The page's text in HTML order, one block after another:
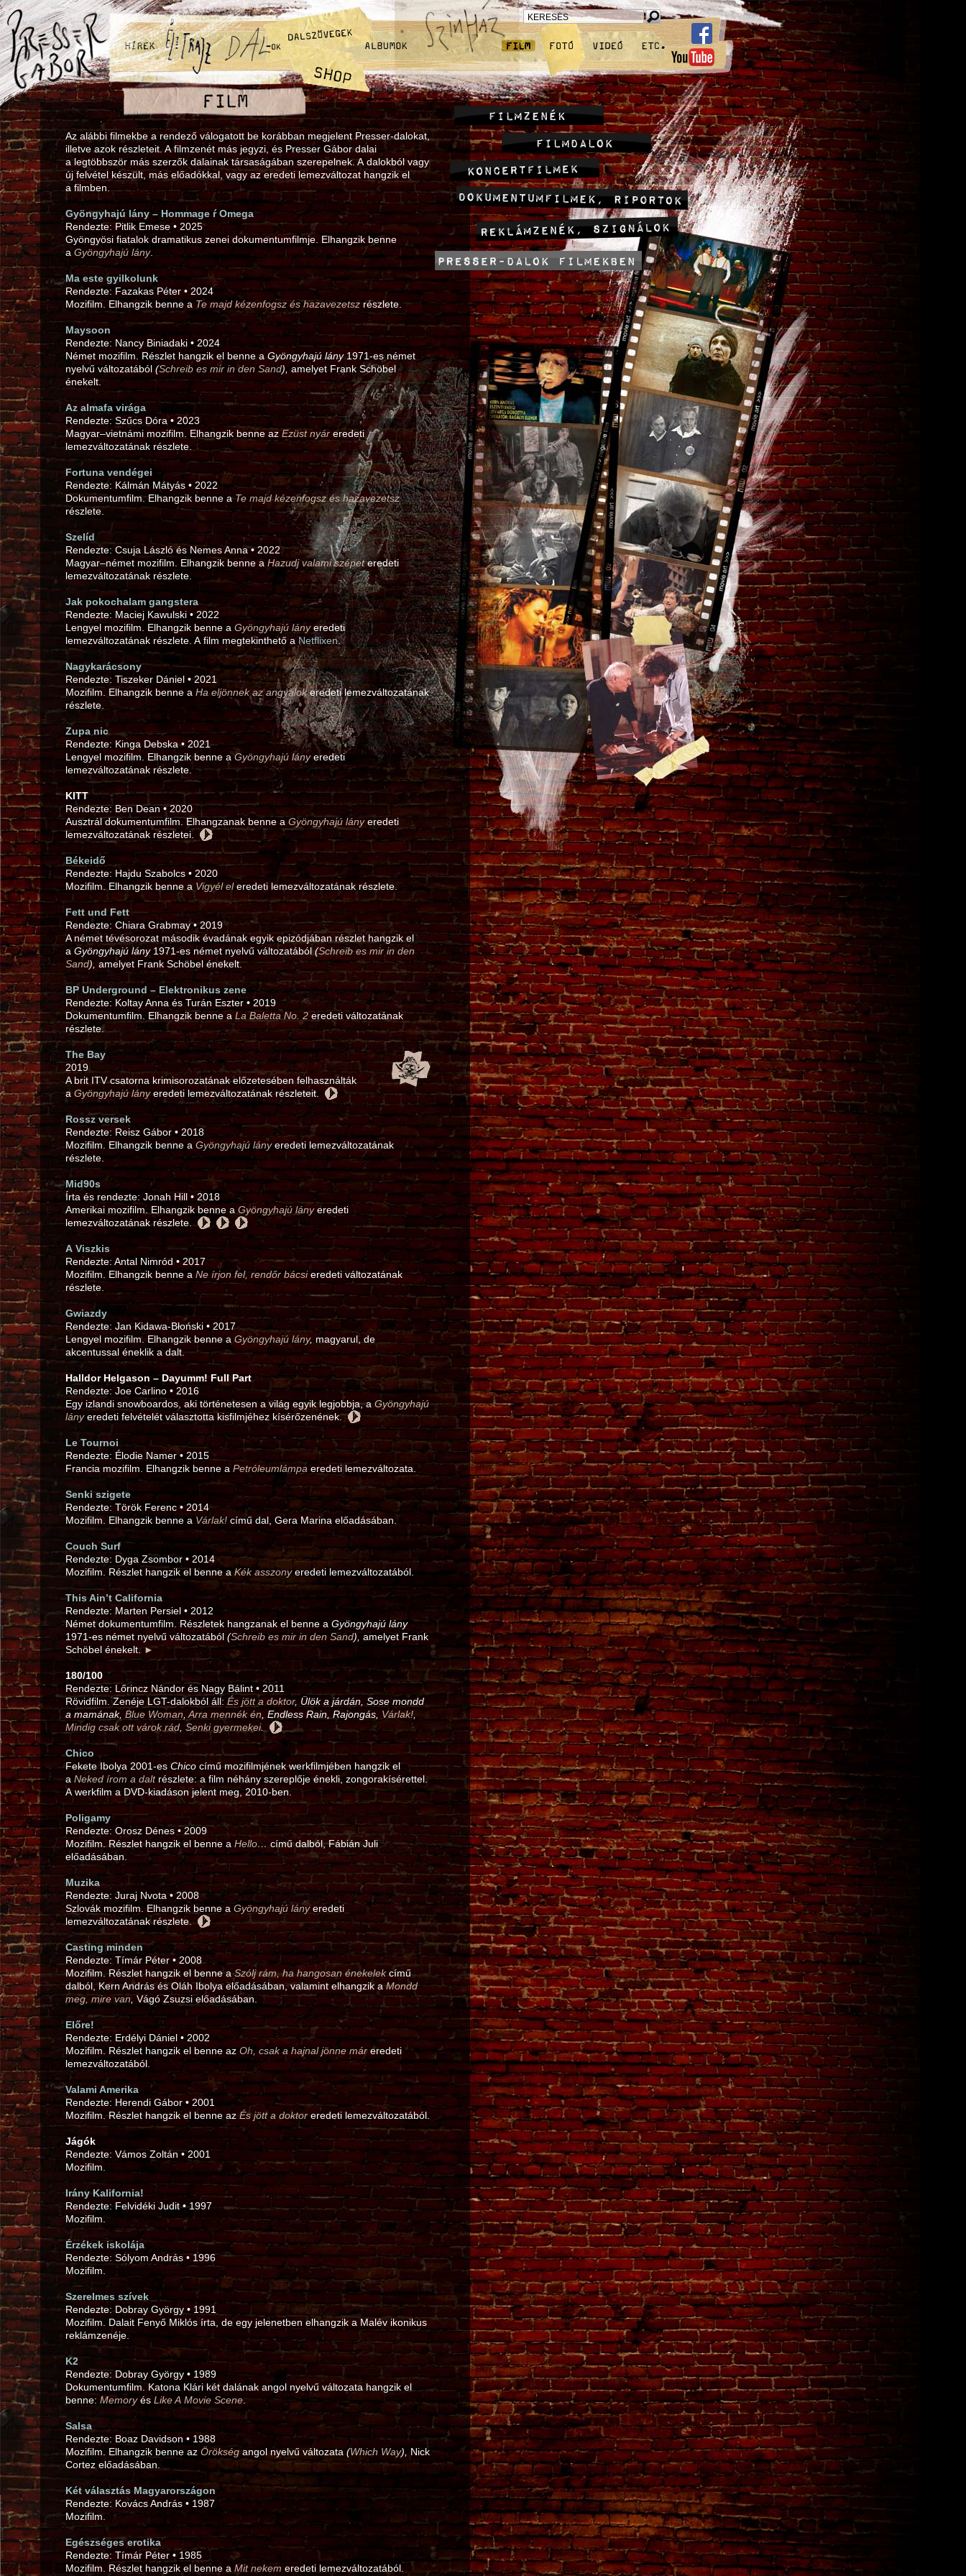
Az alábbi filmekbe a rendező válogatott be korábban megjelent Presser-dalokat,
illetve azok részleteit. A filmzenét más jegyzi, és Presser Gábor dalai
a legtöbbször más szerzők dalainak társaságában szerepelnek. A dalokból vagy
új felvétel készült, más előadókkal, vagy az eredeti lemezváltozat hangzik el
a filmben.
Gyöngyhajú lány – Hommage ŕ Omega
Rendezte: Pitlik Emese • 2025
Gyöngyösi fiatalok dramatikus zenei dokumentumfilmje. Elhangzik benne
a Gyöngyhajú lány.
Ma este gyilkolunk
Rendezte: Fazakas Péter • 2024
Mozifilm. Elhangzik benne aTe majd kézenfogsz és hazavezetszrészlete.
Maysoon
Rendezte: Nancy Biniadaki • 2024
Német mozifilm. Részlet hangzik el benne aGyöngyhajú lány1971‑es német
nyelvű változatából (Schreib es mir in den Sand),amelyet Frank Schöbel
énekelt.
Az almafa virága
Rendezte: Szűcs Dóra • 2023
Magyar–vietnámi mozifilm. Elhangzik benne az Ezüst nyáreredeti
lemezváltozatának részlete.
Fortuna vendégei
Rendezte: Kálmán Mátyás • 2022
Dokumentumfilm. Elhangzik benne aTe majd kézenfogsz és hazavezetsz
részlete.
Szelíd
Rendezte: Csuja László és Nemes Anna • 2022
Magyar–német mozifilm. Elhangzik benne a Hazudj valami szépeteredeti
lemezváltozatának részlete.
Jak pokochalam gangstera
Rendezte: Maciej Kawulski • 2022
Lengyel mozifilm. Elhangzik benne a Gyöngyhajú lányeredeti
lemezváltozatának részlete. A film megtekinthető a Netflixen.
Nagykarácsony
Rendezte: Tiszeker Dániel • 2021
Mozifilm. Elhangzik benne a Ha eljönnek az angyalokeredeti lemezváltozatának
részlete.
Zupa nic
Rendezte: Kinga Debska • 2021
Lengyel mozifilm. Elhangzik benne aGyöngyhajú lányeredeti
lemezváltozatának részlete.
KITT
Rendezte: Ben Dean • 2020
Ausztrál dokumentumfilm. Elhangzanak benne a Gyöngyhajú lányeredeti
lemezváltozatának részletei.
Békeidő
Rendezte: Hajdu Szabolcs • 2020
Mozifilm. Elhangzik benne a Vigyél eleredeti lemezváltozatának részlete.
Fett und Fett
Rendezte: Chiara Grabmay • 2019
A német tévésorozat második évadának egyik epizódjában részlet hangzik el
a Gyöngyhajú lány1971‑es német nyelvű változatából(Schreib es mir in den
Sand), amelyet Frank Schöbel énekelt.
BP Underground – Elektronikus zene
Rendezte: Koltay Anna és Turán Eszter • 2019
Dokumentumfilm. Elhangzik benne a La Baletta No. 2 eredeti változatának
részlete.
The Bay
2019
A brit ITV csatorna krimisorozatának előzetesében felhasználták
a Gyöngyhajú lányeredeti lemezváltozatának részleteit.
Rossz versek
Rendezte: Reisz Gábor • 2018
Mozifilm. Elhangzik benne a Gyöngyhajú lányeredeti lemezváltozatának
részlete.
Mid90s
Írta és rendezte: Jonah Hill • 2018
Amerikai mozifilm. Elhangzik benne a Gyöngyhajú lányeredeti
lemezváltozatának részlete.
A Viszkis
Rendezte: Antal Nimród • 2017
Mozifilm. Elhangzik benne a Ne írjon fel, rendőr bácsieredeti változatának
részlete.
Gwiazdy
Rendezte: Jan Kidawa-Błoński • 2017
Lengyel mozifilm. Elhangzik benne aGyöngyhajú lány, magyarul, de
akcentussal éneklik a dalt.
Halldor Helgason – Dayumm! Full Part
Rendezte: Joe Carlino • 2016
Egy izlandi snowboardos, aki történetesen a világ egyik legjobbja, a Gyöngyhajú
lányeredeti felvételét választotta kisfilmjéhez kísérőzenének.
Le Tournoi
Rendezte: Élodie Namer • 2015
Francia mozifilm. Elhangzik benne a Petróleumlámpa eredeti lemezváltozata.
Senki szigete
Rendezte: Török Ferenc • 2014
Mozifilm. Elhangzik benne a Várlak! című dal, Gera Marina előadásában.
Couch Surf
Rendezte: Dyga Zsombor • 2014
Mozifilm. Részlet hangzik el benne aKék asszonyeredeti lemezváltozatából.
This Ain’t California
Rendezte: Marten Persiel • 2012
Német dokumentumfilm. Részletek hangzanak el benne a Gyöngyhajú lány
1971‑es német nyelvű változatából (Schreib es mir in den Sand), amelyet Frank
Schöbel énekelt. ►
180/100
Rendezte: Lőrincz Nándor és Nagy Bálint • 2011
Rövidfilm. Zenéje LGT-dalokból áll: És jött a doktor, Ülök a járdán, Sose mondd
a mamának, Blue Woman Arra mennék én , Endless Rain, Rajongás, Várlak!
Mindig csak ott várok rád Senki gyermekei.
Chico
Fekete Ibolya 2001‑esChico című mozifilmjének werkfilmjében hangzik el
a Neked írom a daltrészlete: a film néhány szereplője énekli, zongorakísérettel.
A werkfilm a DVD-kiadáson jelent meg, 2010‑ben.
Poligamy
Rendezte: Orosz Dénes • 2009
Mozifilm. Részlet hangzik el benne a Hello… című dalból, Fábián Juli
előadásában.
Muzika
Rendezte: Juraj Nvota • 2008
Szlovák mozifilm. Elhangzik benne a Gyöngyhajú lányeredeti
lemezváltozatának részlete.
Casting minden
Rendezte: Tímár Péter • 2008
Mozifilm. Részlet hangzik el benne aSzólj rám, ha hangosan énekelekcímű
dalból, Kern András és Oláh Ibolya előadásában, valamint elhangzik aMondd
meg, mire van,Vágó Zsuzsi előadásában.
Előre!
Rendezte: Erdélyi Dániel • 2002
Mozifilm. Részlet hangzik el benne az Oh, csak a hajnal jönne máreredeti
lemezváltozatából.
Valami Amerika
Rendezte: Herendi Gábor • 2001
Mozifilm. Részlet hangzik el benne azÉs jött a doktor eredeti lemezváltozatából.
Jágók
Rendezte: Vámos Zoltán • 2001
Mozifilm.
Irány Kalifornia!
Rendezte: Felvidéki Judit • 1997
Mozifilm.
Érzékek iskolája
Rendezte: Sólyom András • 1996
Mozifilm.
Szerelmes szívek
Rendezte: Dobray György • 1991
Mozifilm. Dalait Fenyő Miklós írta, de egy jelenetben elhangzik a Malév ikonikus
reklámzenéje.
K2
Rendezte: Dobray György • 1989
Dokumentumfilm. Katona Klári két dalának angol nyelvű változata hangzik el
benne: Memoryés Like A Movie Scene.
Salsa
Rendezte: Boaz Davidson • 1988
Mozifilm. Elhangzik benne az Örökségangol nyelvű változata (Which Way),Nick
Cortez előadásában.
Két választás Magyarországon
Rendezte: Kovács András • 1987
Mozifilm.
Egészséges erotika
Rendezte: Tímár Péter • 1985
Mozifilm. Részlet hangzik el benne a Mit nekem eredeti lemezváltozatából.